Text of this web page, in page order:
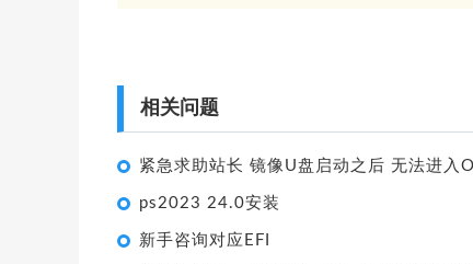
相关问题
紧急求助站长 镜像U盘启动之后 无法进入
ps2023 24.0安装
新手咨询对应EFI